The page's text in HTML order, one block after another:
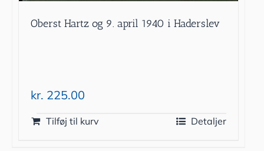
Oberst Hartz og 9. april 1940 i Haderslev
kr. 225.00
Tilføj til kurv Detaljer